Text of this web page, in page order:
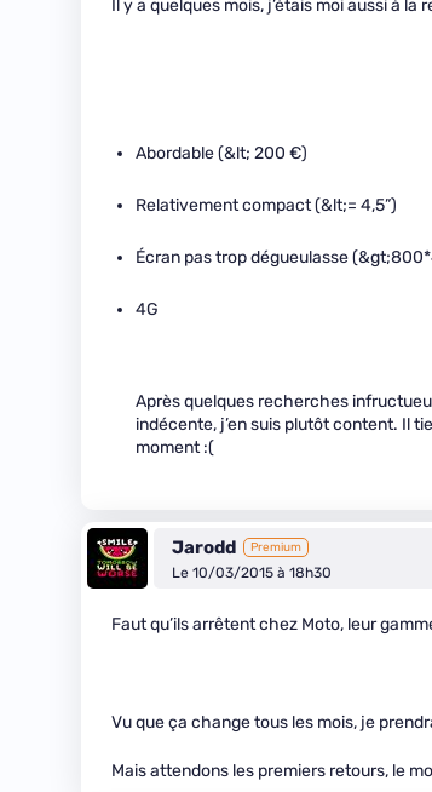
Il y a quelques mois, j’étais moi aussi à
Abordable (&lt; 200 €)
Relativement compact (&lt;= 4,5”)
Écran pas trop dégueulasse
4G
Après quelques recherches
indécente, j’en suis plutôt content. Il
moment :(
Jarodd Premium
Le 10/03/2015 à 18h30
Faut qu’ils arrêtent chez Moto, leur
Vu que ça change tous les mois, je
Mais attendons les premiers retours, le